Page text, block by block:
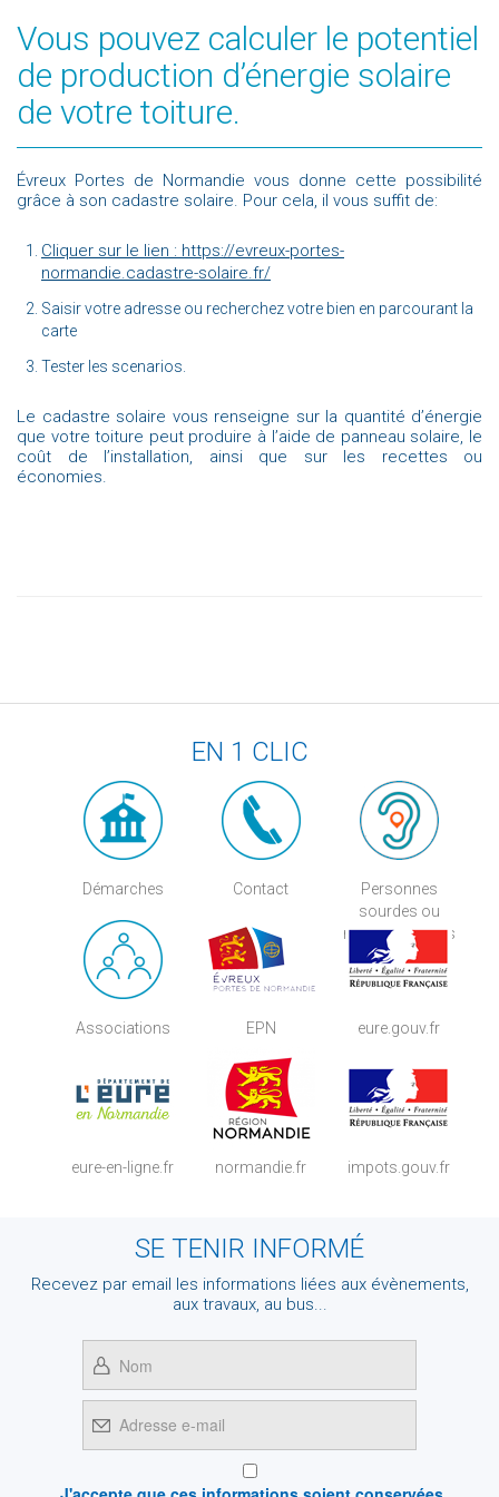
Vous pouvez calculer le potentiel
de production d’énergie solaire
de votre toiture.
Évreux Portes de Normandie vous donne cette possibilité
grâce à son cadastre solaire. Pour cela, il vous suffit de:
Cliquer sur le lien : https://evreux-portes-
normandie.cadastre-solaire.fr/
Saisir votre adresse ou recherchez votre bien en parcourant la
carte
Tester les scenarios.
Le cadastre solaire vous renseigne sur la quantité d’énergie
que votre toiture peut produire à l’aide de panneau solaire, le
coût de l’installation, ainsi que sur les recettes ou
économies.
EN 1 CLIC
Démarches Contact
Personnes
sourdes ou
malentendantes
Associations EPN eure.gouv.fr
eure-en-ligne.fr normandie.fr impots.gouv.fr
SE TENIR INFORMÉ
Recevez par email les informations liées aux évènements,
aux travaux, au bus...